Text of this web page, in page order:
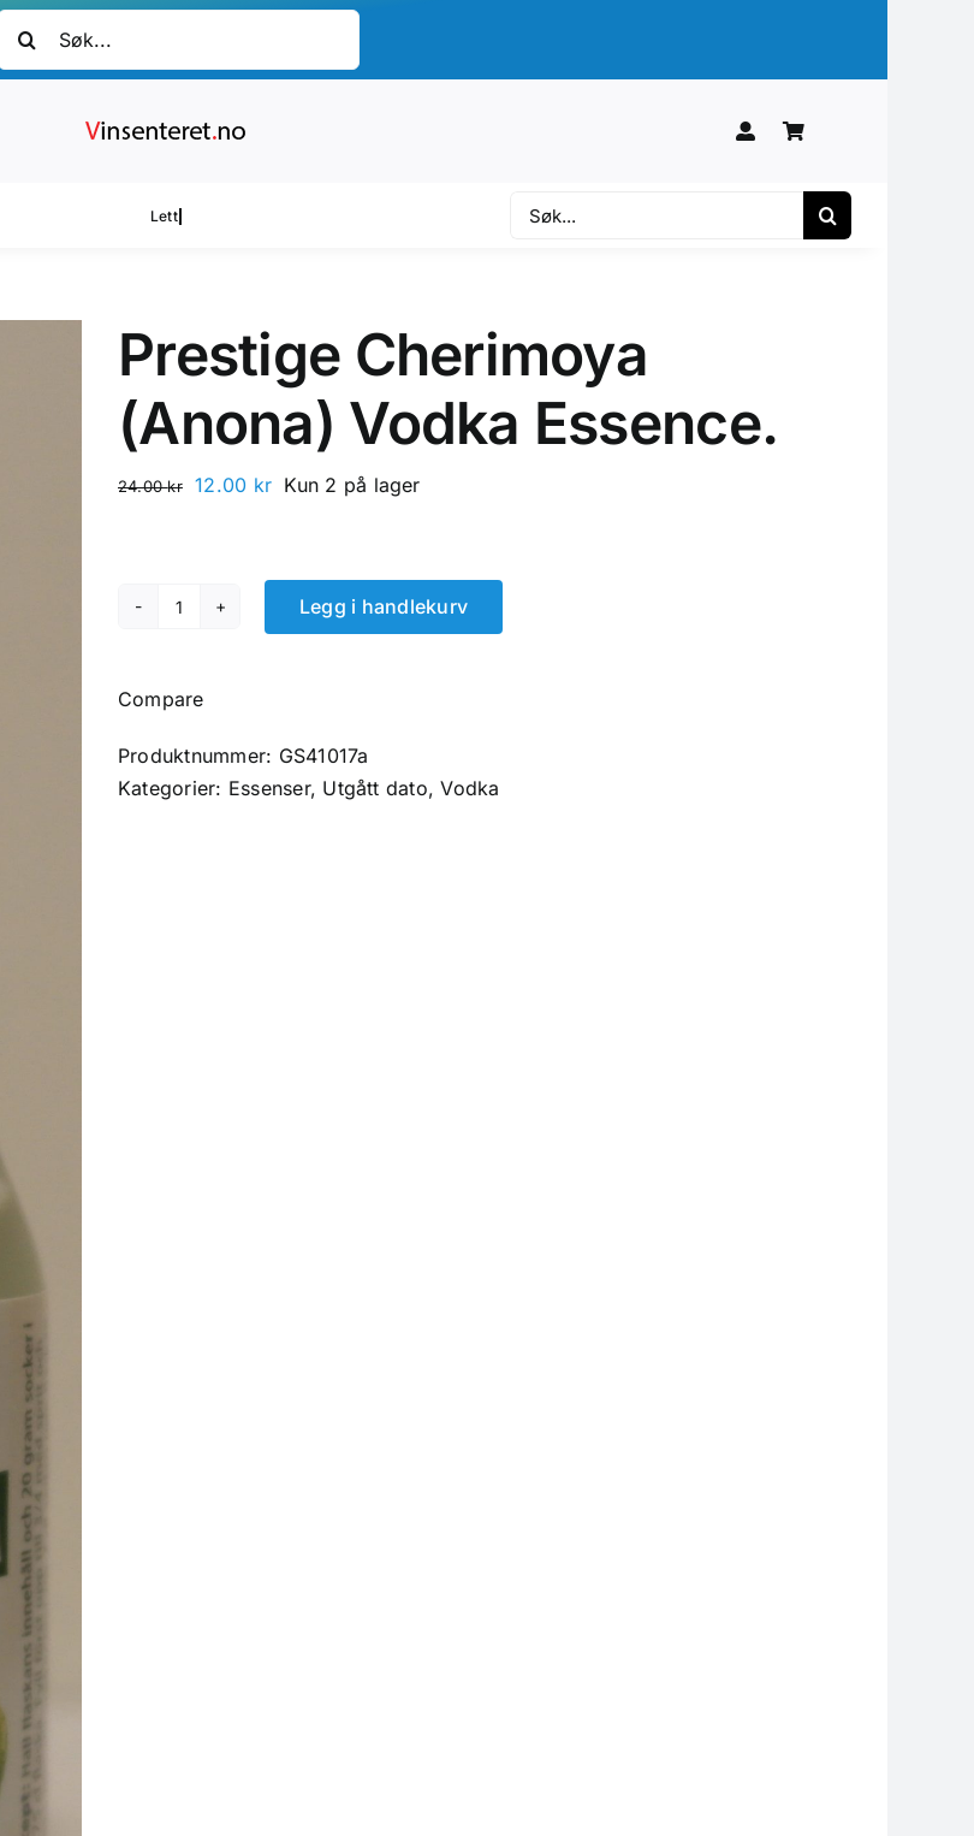
etter:
Søk
Prestige Cherimoya
(Anona) Vodka Essence.
24.00kr
Opprinnelig
24.00 kr.
12.00 krNåværende
12.00 kr.
Kun 2 på lager
Prestige
Essence.
antall
Legg i handlekurv
Compare
Produktnummer: GS41017a
Kategorier: Essenser, Utgått dato,Vodka